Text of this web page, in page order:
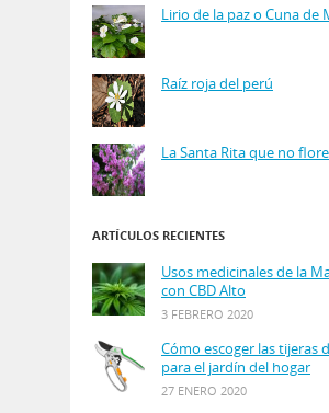
Lirio de la paz o Cuna de
Raíz roja del perú
La Santa Rita que no
ARTÍCULOS RECIENTES
Usos medicinales de la
con CBD Alto
3 FEBRERO 2020
Cómo escoger las tijeras
para el jardín del hogar
27 ENERO 2020